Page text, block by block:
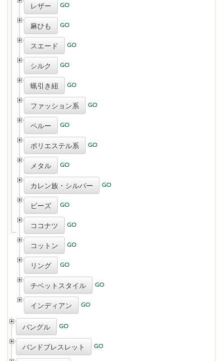
レザー
麻ひも
スエード
シルク
蝋引き紐
ファッション系
ペルー
ポリエステル系
メタル
カレン族・シルバー
ビーズ
ココナツ
コットン
リング
チベットスタイル
インディアン
バングル
バンドブレスレット